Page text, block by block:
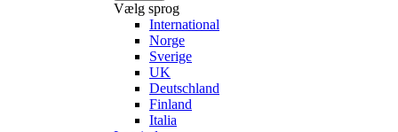
Vælg sprog
International
Norge
Sverige
UK
Deutschland
Finland
Italia